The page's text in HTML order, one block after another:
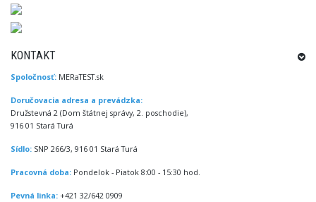
KONTAKT
Spoločnosť: MERaTEST.sk
Doručovacia adresa a prevádzka:
Družstevná 2 (Dom štátnej správy, 2. poschodie),
916 01 Stará Turá
Sídlo: SNP 266/3, 916 01 Stará Turá
Pracovná doba: Pondelok - Piatok 8:00 - 15:30 hod.
Pevná linka: +421 32/642 0909